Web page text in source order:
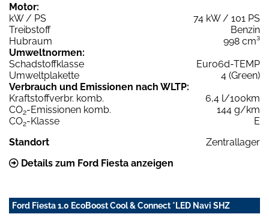
Motor:
kW / PS
74 kW / 101 PS
Treibstoff
Benzin
Hubraum
998 cm³
Umweltnormen:
Schadstoffklasse
Euro6d-TEMP
Umweltplakette
4 (Green)
Verbrauch und Emissionen nach WLTP:
Kraftstoffverbr. komb.
6,4 l/100km
CO2-Emissionen komb.
144 g/km
CO2-Klasse
E
Standort
Zentrallager
Details zum Ford Fiesta anzeigen
Ford Fiesta 1.0 EcoBoost Cool & Connect *LED Navi SHZ